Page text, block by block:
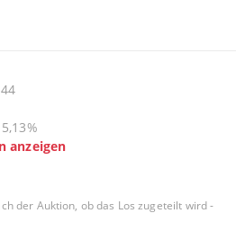
44
anzeigen
der Auktion, ob das Los zugeteilt wird-